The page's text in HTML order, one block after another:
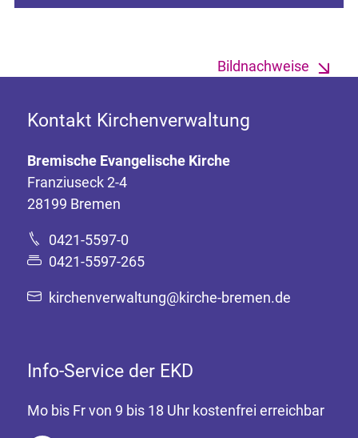
Bildnachweise
Kontakt Kirchenverwaltung
Bremische Evangelische Kirche
Franziuseck 2-4
28199 Bremen
0421-5597-0
0421-5597-265
kirchenverwaltung@kirche-bremen.de
Info-Service der EKD
Mo bis Fr von 9 bis 18 Uhr kostenfrei erreichbar